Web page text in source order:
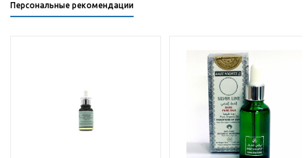
Персональные рекомендации